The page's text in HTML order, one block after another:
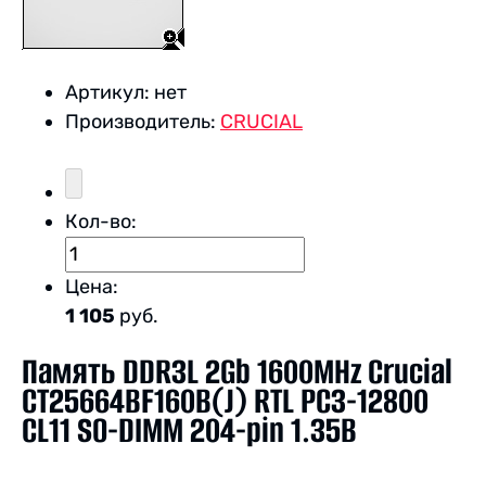
Артикул: нет
Производитель: CRUCIAL
Кол-во:
Цена:
1 105 руб.
Память DDR3L 2Gb 1600MHz Crucial
CT25664BF160B(J) RTL PC3-12800
CL11 SO-DIMM 204-pin 1.35В